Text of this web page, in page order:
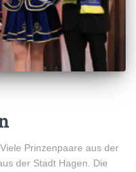
Prinzenpaare aus der
der Stadt Hagen. Die